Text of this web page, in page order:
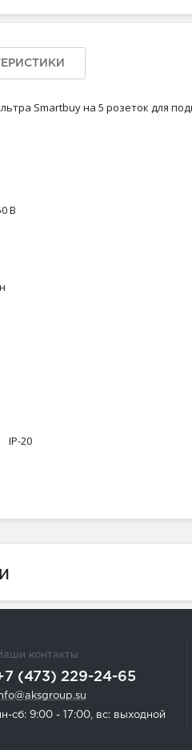
Smartbuy на 5 розеток для
В
IP-20
контакты
(473) 229-24-65
сб: 9:00 - 17:00, вс: выходной